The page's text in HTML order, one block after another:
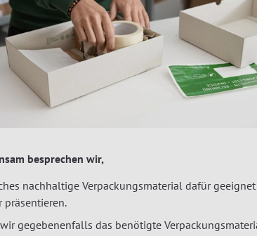
besprechen wir,
nachhaltige Verpackungsmaterial dafür
präsentieren.
gegebenenfalls das benötigte